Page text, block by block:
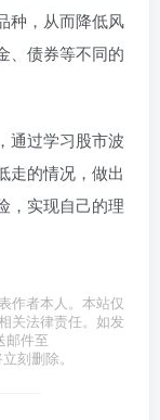
种，从而降低风
、债券等不同的
通过学习股市波
走的情况，做出
，实现自己的理
作者本人。本站仅
关法律责任。如发
邮件至
刻删除。